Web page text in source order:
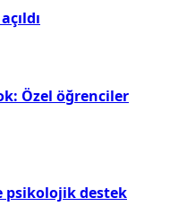
Özel öğrenciler
psikolojik destek